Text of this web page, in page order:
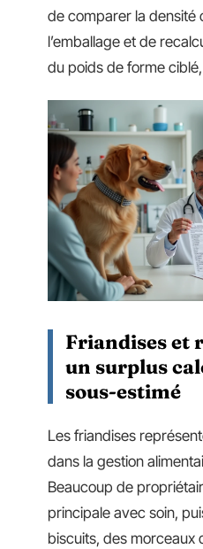
de comparer la densité
l’emballage et de
du poids de forme
Friandises et
un surplus
sous-estimé
Les friandises
dans la gestion
Beaucoup de
principale avec soin,
biscuits, des morceaux